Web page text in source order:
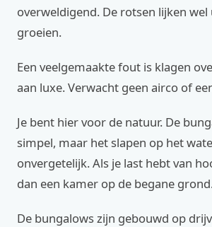
overweldigend. De rotsen lijken
groeien.
Een veelgemaakte fout is klagen
aan luxe. Verwacht geen airco of
Je bent hier voor de natuur. De
simpel, maar het slapen op het
onvergetelijk. Als je last hebt van
dan een kamer op de begane
De bungalows zijn gebouwd op